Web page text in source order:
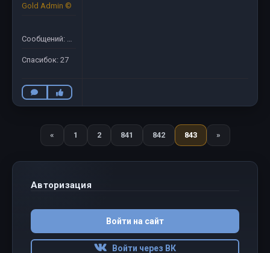
Gold Admin ©
Сообщений: 51
Спасибок: 27
«Назад1 2 841 842 843 »Вперед
Авторизация
Войти на сайт
Войти через ВК